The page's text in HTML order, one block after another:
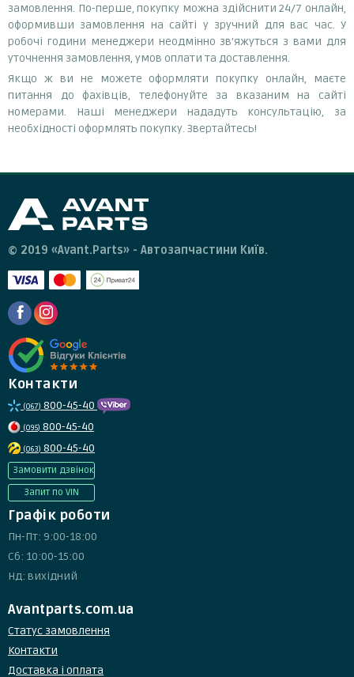
замовлення. По-перше, покупку можна здійснити 24/7 онлайн,
оформивши замовлення на сайті у зручний для вас час. У
робочі години менеджери неодмінно зв'яжуться з вами для
уточнення замовлення, умов оплати та доставлення.
Якщо ж ви не можете оформляти покупку онлайн, маєте
питання до фахівців, телефонуйте за вказаним на сайті
номерами. Наші менеджери нададуть консультацію, за
необхідності оформлять покупку. Звертайтесь!
© 2019 «Avant.Parts» - Автозапчастини Київ.
Контакти
(067) 800-45-40
(095) 800-45-40
(063) 800-45-40
Замовити дзвінок
Запит по VIN
Графік роботи
Пн-Пт: 9:00-18:00
Сб: 10:00-15:00
Нд: вихідний
Avantparts.com.ua
Статус замовлення
Контакти
Доставка і оплата